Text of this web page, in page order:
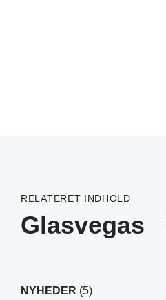
RELATERET INDHOLD
Glasvegas
NYHEDER (5)